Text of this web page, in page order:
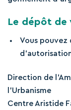
Le dépôt de
Vous pouvez
Direction de
l’Urbanisme
Centre Aristide